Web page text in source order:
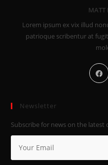
MATT
Lorem ipsum ex vix illud
patrioque scribentur at
Newsletter
Subscribe for news on the latest